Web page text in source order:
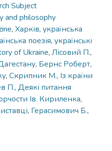
Subject
and philosophy
, Харків, українська
поезія, українські
of Ukraine, Лісовий П.,
, Бернс Роберт,
, Скрипник М., Із країни
П., Деякі питання
Ів. Кириленка,
, Герасимович Б.,